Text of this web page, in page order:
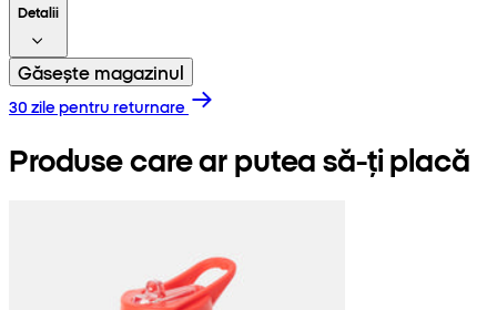
Detalii
Găsește magazinul
30 zile pentru returnare
Produse care ar putea să-ți placă